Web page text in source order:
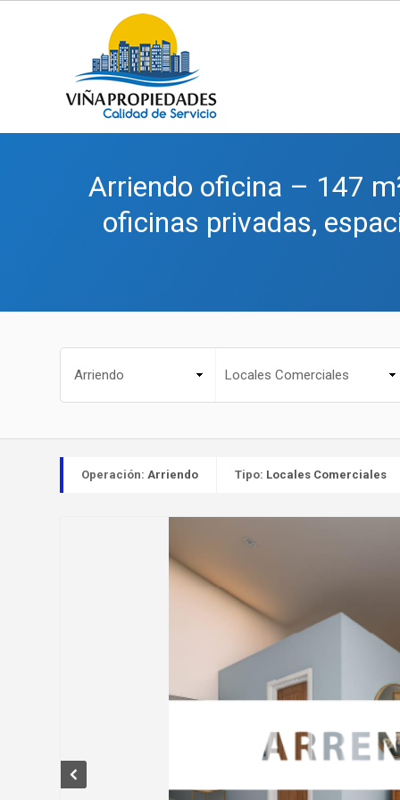
Arriendo oficina – 147
oficinas privadas,
Operación: Arriendo Tipo: Locales Comerciales